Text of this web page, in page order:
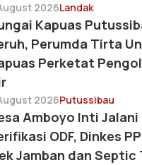
2026Landak
Kapuas
Perumda Tirta
Perketat
2026Putussibau
Amboyo Inti Jalani
ODF, Dinkes
Jamban dan Septic